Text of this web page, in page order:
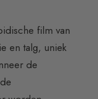
film van
en talg, uniek
de